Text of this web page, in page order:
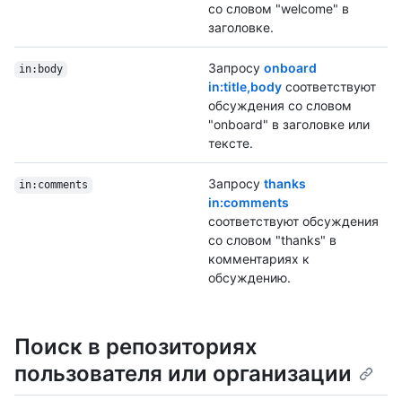
со словом "welcome" в
заголовке.
in:body Запросу onboard
in:title,body соответствуют
обсуждения со словом
"onboard" в заголовке или
тексте.
in:comments Запросу thanks
in:comments
соответствуют обсуждения
со словом "thanks" в
комментариях к
обсуждению.
Поиск в репозиториях
пользователя или организации